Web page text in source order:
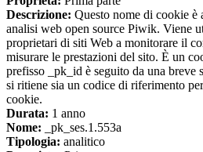
Descrizione: Questo nome di cookie è
analisi web open source Piwik. Viene
proprietari di siti Web a monitorare il
misurare le prestazioni del sito. È un
prefisso _pk_id è seguito da una breve
si ritiene sia un codice di riferimento
cookie.
Durata: 1 anno
Nome: _pk_ses.1.553a
Tipologia: analitico